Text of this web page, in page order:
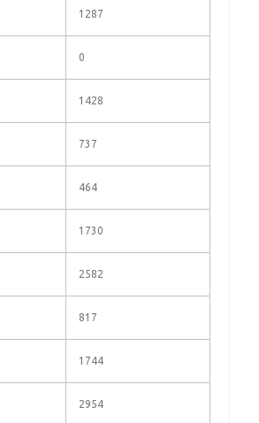
1287
0
1428
737
464
1730
2582
817
1744
2954